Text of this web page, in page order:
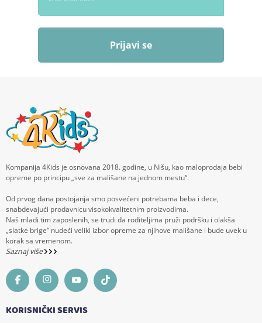
Prijavi se
Kompanija 4Kids je osnovana 2018. godine, u Nišu, kao maloprodaja bebi
opreme po principu „sve za mališane na jednom mestu“.
Od prvog dana postojanja smo posvećeni potrebama beba i dece,
snabdevajući prodavnicu visokokvalitetnim proizvodima.
Naš mladi tim zaposlenih, se trudi da roditeljima pruži podršku i olakša
„slatke brige“ nudeći veliki izbor opreme za njihove mališane i bude uvek u
korak sa vremenom.
Saznaj više
KORISNIČKI SERVIS